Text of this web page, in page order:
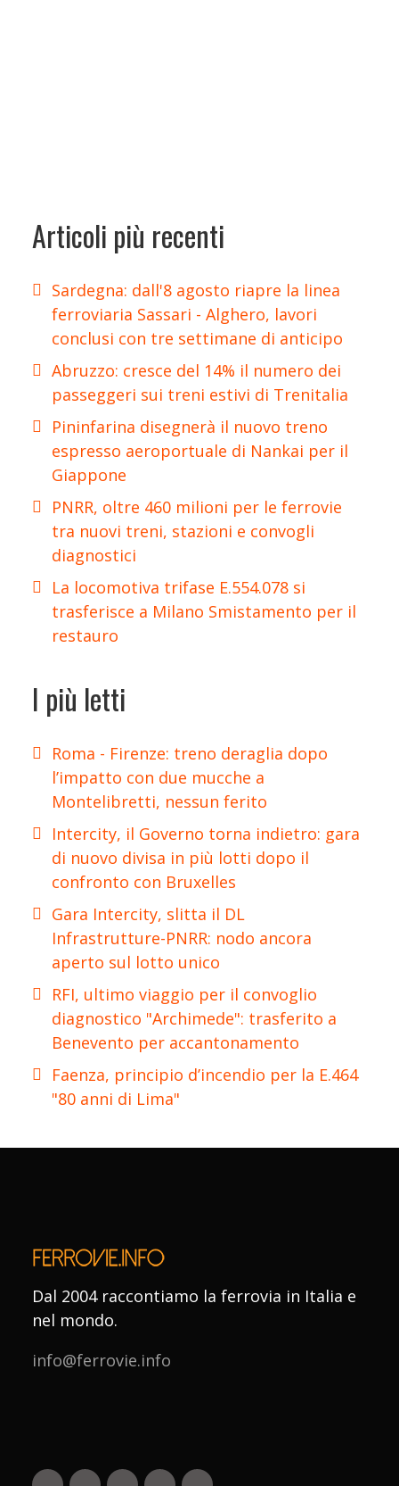
Articoli più recenti
Sardegna: dall'8 agosto riapre la linea
ferroviaria Sassari - Alghero, lavori
conclusi con tre settimane di anticipo
Abruzzo: cresce del 14% il numero dei
passeggeri sui treni estivi di Trenitalia
Pininfarina disegnerà il nuovo treno
espresso aeroportuale di Nankai per il
Giappone
PNRR, oltre 460 milioni per le ferrovie
tra nuovi treni, stazioni e convogli
diagnostici
La locomotiva trifase E.554.078 si
trasferisce a Milano Smistamento per il
restauro
I più letti
Roma - Firenze: treno deraglia dopo
l’impatto con due mucche a
Montelibretti, nessun ferito
Intercity, il Governo torna indietro: gara
di nuovo divisa in più lotti dopo il
confronto con Bruxelles
Gara Intercity, slitta il DL
Infrastrutture-PNRR: nodo ancora
aperto sul lotto unico
RFI, ultimo viaggio per il convoglio
diagnostico "Archimede": trasferito a
Benevento per accantonamento
Faenza, principio d’incendio per la E.464
"80 anni di Lima"
Dal 2004 raccontiamo la ferrovia in Italia e
nel mondo.
info@ferrovie.info